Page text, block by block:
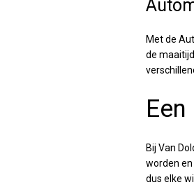
Met de
de
Bij Van
worden
dus elke